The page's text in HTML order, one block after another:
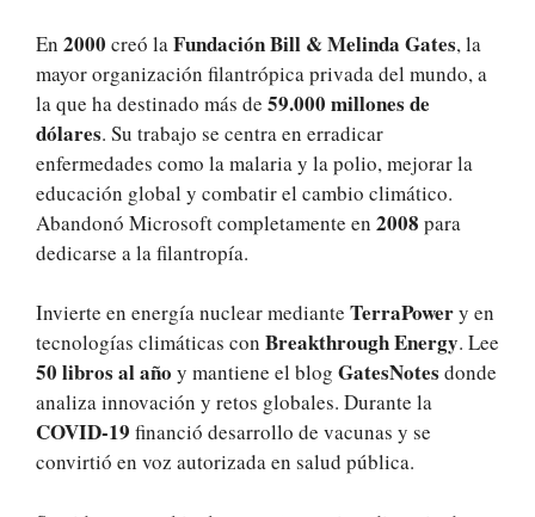
En 2000 creó la Fundación Bill & Melinda Gates, la
mayor organización filantrópica privada del mundo, a
la que ha destinado más de 59.000 millones de
dólares. Su trabajo se centra en erradicar
enfermedades como la malaria y la polio, mejorar la
educación global y combatir el cambio climático.
Abandonó Microsoft completamente en 2008 para
dedicarse a la filantropía.
Invierte en energía nuclear mediante TerraPowery en
tecnologías climáticas con Breakthrough Energy. Lee
50 libros al año y mantiene el blog GatesNotes donde
analiza innovación y retos globales. Durante la
COVID-19 financió desarrollo de vacunas y se
convirtió en voz autorizada en salud pública.